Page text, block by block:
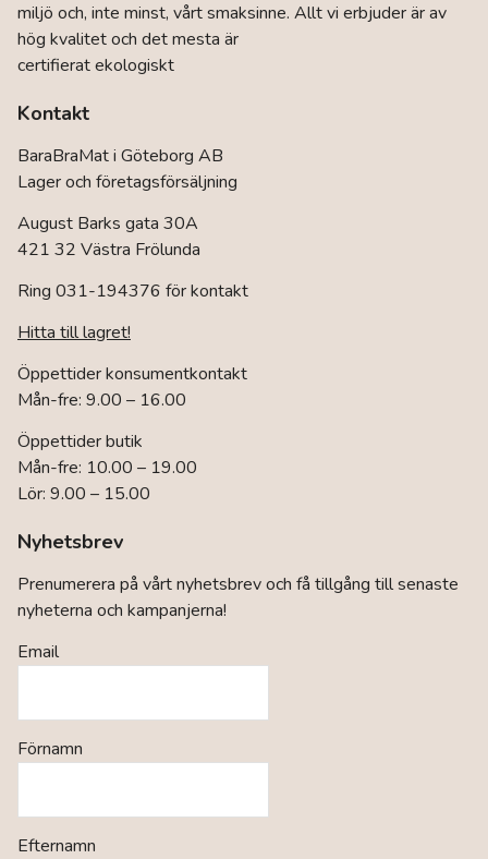
miljö och, inte minst, vårt smaksinne. Allt vi erbjuder är av
hög kvalitet och det mesta är
certifierat ekologiskt
Kontakt
BaraBraMat i Göteborg AB
Lager och företagsförsäljning
August Barks gata 30A
421 32 Västra Frölunda
Ring 031-194376 för kontakt
Hitta till lagret!
Öppettider konsumentkontakt
Mån-fre: 9.00 – 16.00
Öppettider butik
Mån-fre: 10.00 – 19.00
Lör: 9.00 – 15.00
Nyhetsbrev
Prenumerera på vårt nyhetsbrev och få tillgång till senaste
nyheterna och kampanjerna!
Email
Förnamn
Efternamn